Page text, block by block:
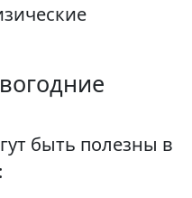
быть полезны в